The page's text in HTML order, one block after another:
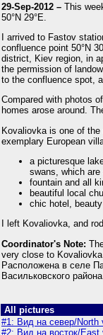
29-Sep-2012 – This
50°N 29°E.
I arrived to Fastov
confluence point 50°N
district, Kiev region, in
the permission of
to the confluence spot,
Compared with photos
homes arose around.
Kovaliovka is one of
exemplary European
a picturesque
swans, which
fountain and all
beautiful local
chic hotel,
I left Kovaliovka, and
Coordinator's Note:
very close to
Расположена в селе
Васильковского района.
All pictures
#1: Вид на север/North
#2: Вид на восток/East